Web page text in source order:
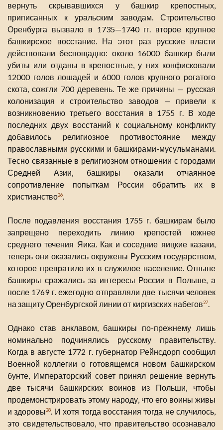
вернуть скрывавшихся у башкир крепостных,
приписанных к уральским заводам. Строительство
Оренбурга вызвало в 1735—1740 гг. второе крупное
башкирское восстание. На этот раз русские власти
действовали беспощадно: около 16000 башкир были
убиты или отданы в крепостные, у них конфисковали
12000 голов лошадей и 6000 голов крупного рогатого
скота, сожгли 700 деревень. Те же причины — русская
колонизация и строительство заводов — привели к
возникновению третьего восстания в 1755 г. В ходе
последних двух восстаний к социальному конфликту
добавилось религиозное противостояние между
православными русскими и башкирами-мусульманами.
Тесно связанные в религиозном отношении с городами
Средней Азии, башкиры оказали отчаянное
сопротивление попыткам России обратить их в
христианство26.
После подавления восстания 1755 г. башкирам было
запрещено переходить линию крепостей южнее
среднего течения Яика. Как и соседние яицкие казаки,
теперь они оказались окружены Русским государством,
которое превратило их в служилое население. Отныне
башкиры сражались за интересы России в Польше, а
после 1769 г. ежегодно отправляли две тысячи человек
на защиту Оренбургской линии от киргизских набегов27.
Однако став анклавом, башкиры по-прежнему лишь
номинально подчинялись русскому правительству.
Когда в августе 1772 г. губернатор Рейнсдорп сообщил
Военной коллегии о готовящемся новом башкирском
бунте, Императорский совет принял решение вернуть
две тысячи башкирских воинов из Польши, чтобы
продемонстрировать этому народу, что его воины живы
и здоровы28. И хотя тогда восстания тогда не случилось,
это свидетельствовало, что правительство осознавало